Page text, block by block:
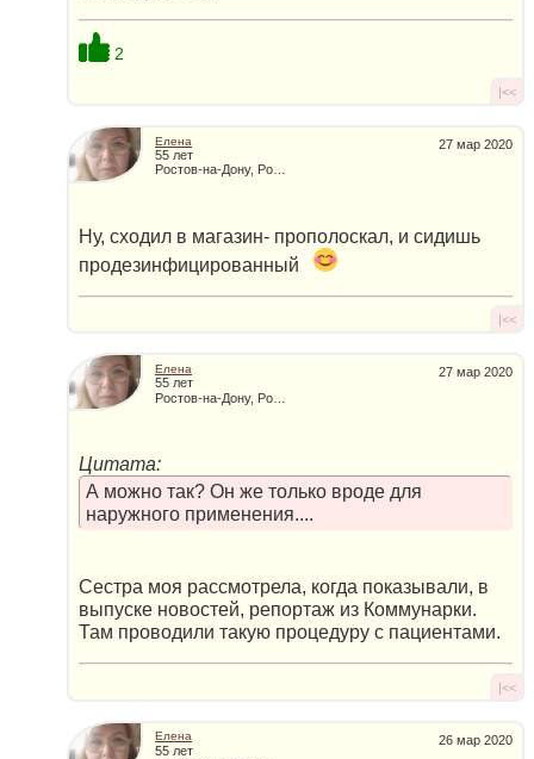
2
|<<
27 мар 2020
Елена
55 лет
Ну, сходил в магазин- прополоскал, и сидишь
продезинфицированный
|<<
27 мар 2020
Елена
55 лет
Цитата:
А можно так? Он же только вроде для
наружного применения....
Сестра моя рассмотрела, когда показывали, в
выпуске новостей, репортаж из Коммунарки.
Там проводили такую процедуру с пациентами.
|<<
26 мар 2020
Елена
55 лет